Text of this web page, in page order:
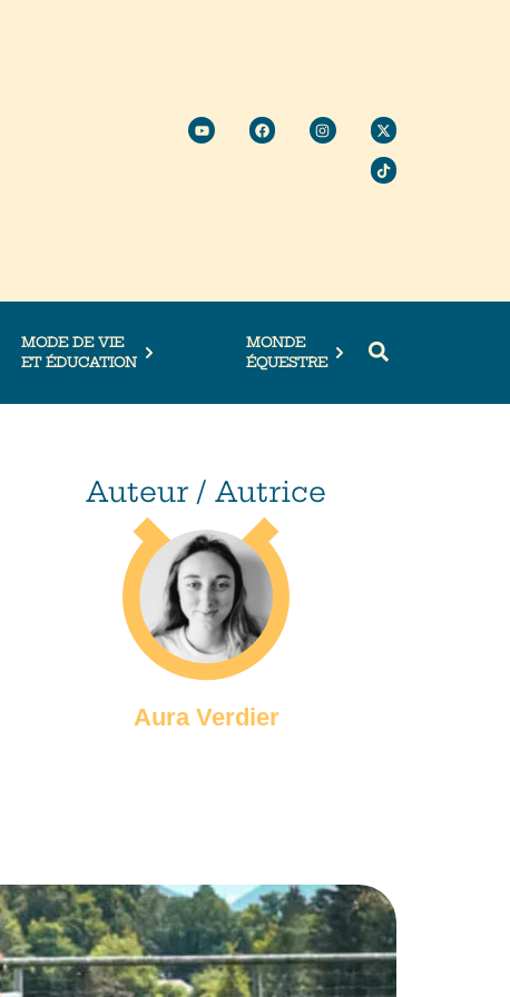
MODE DE VIE
ET ÉDUCATION
MONDE
ÉQUESTRE
Auteur / Autrice
Aura Verdier